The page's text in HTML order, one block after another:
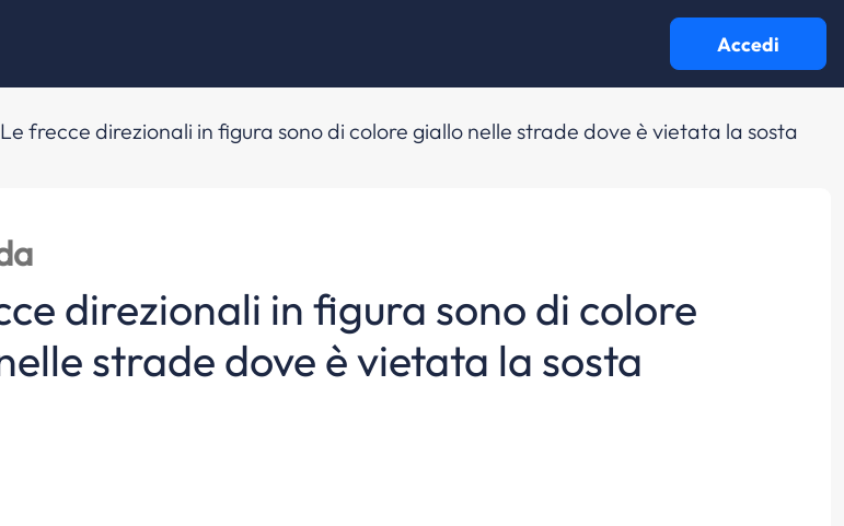
Accedi
Le frecce direzionali in figura sono di colore giallo nelle strade dove è vietata la sosta
direzionali in figura sono di colore
strade dove è vietata la sosta